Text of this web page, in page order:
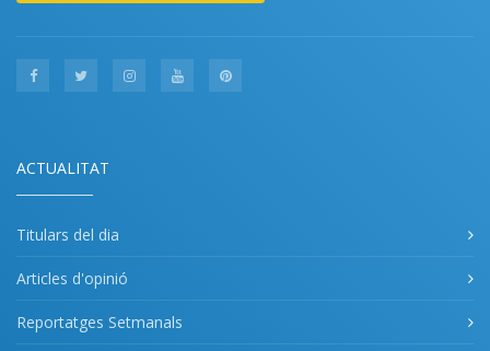
ACTUALITAT
Titulars del dia
Articles d'opinió
Reportatges Setmanals